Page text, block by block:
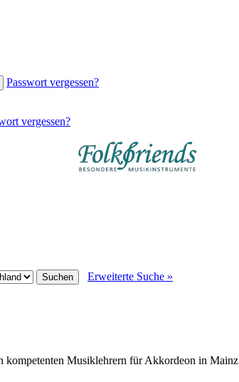
Passwort vergessen?
vergessen?
Erweiterte Suche »
kompetenten Musiklehrern für Akkordeon in Mainz